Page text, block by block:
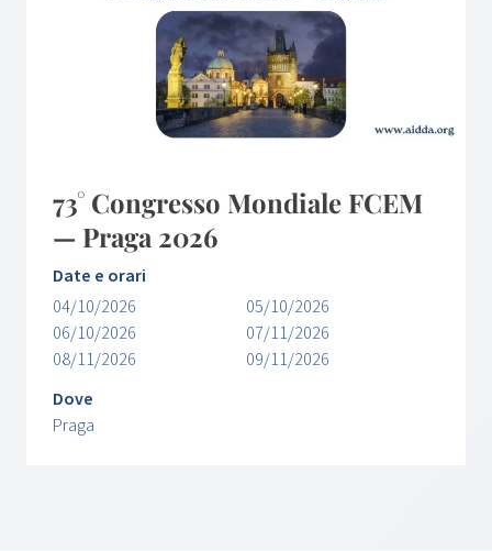
73° Congresso Mondiale FCEM
— Praga 2026
Date e orari
04/10/2026
05/10/2026
06/10/2026
07/11/2026
08/11/2026
09/11/2026
Dove
Praga